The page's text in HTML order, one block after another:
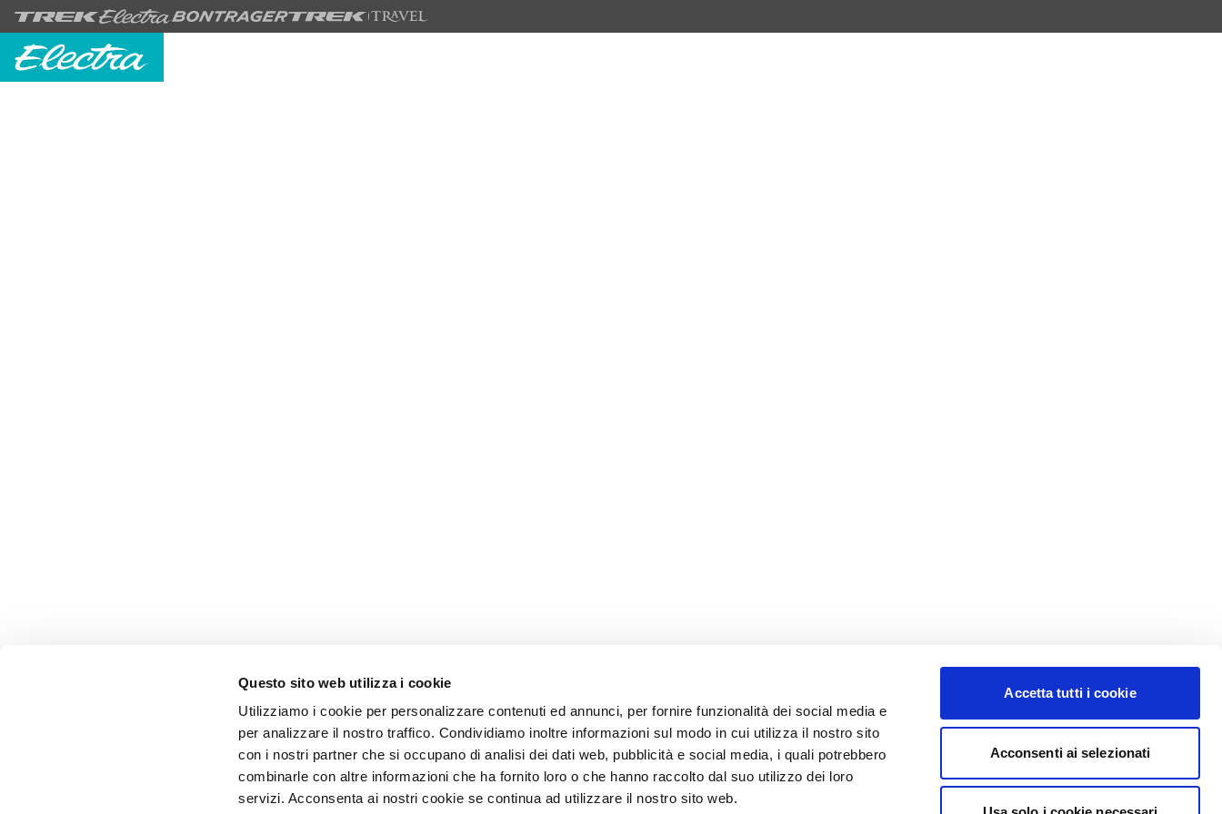
Questo sito web utilizza i cookie
Utilizziamo i cookie per personalizzare contenuti ed annunci, per fornire funzionalità dei social media e
per analizzare il nostro traffico. Condividiamo inoltre informazioni sul modo in cui utilizza il nostro sito
con i nostri partner che si occupano di analisi dei dati web, pubblicità e social media, i quali potrebbero
combinarle con altre informazioni che ha fornito loro o che hanno raccolto dal suo utilizzo dei loro
servizi. Acconsenta ai nostri cookie se continua ad utilizzare il nostro sito web.
Accetta tutti i cookie
Acconsenti ai selezionati